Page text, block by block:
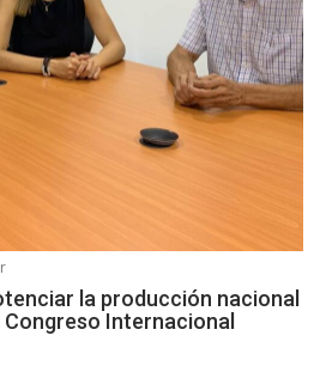
la producción nacional
Internacional